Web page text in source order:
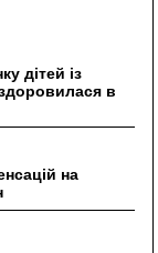
дітей із
в
на